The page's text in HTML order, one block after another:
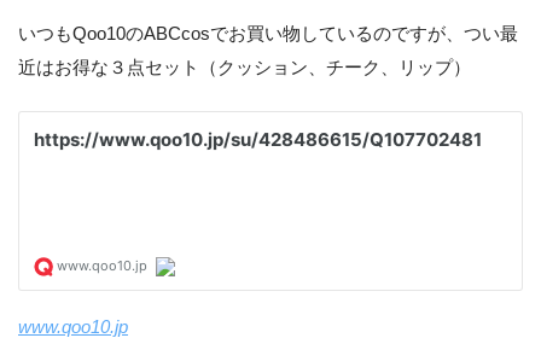
いつもQoo10のABCcosでお買い物しているのですが、つい最
近はお得な３点セット（クッション、チーク、リップ）
www.qoo10.jp